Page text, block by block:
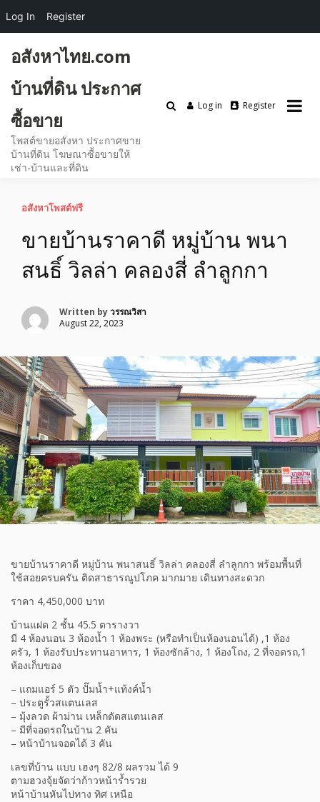
content
อสังหาไทย.com
บ้านที่ดิน ประกาศ
ซื้อขาย
โพสต์ขายอสังหา ประกาศขาย
บ้านที่ดิน โฆษณาซื้อขายให้
เช่า-บ้านและที่ดิน
Log in Register
อสังหาโพสต์ฟรี
ขายบ้านราคาดี หมู่บ้าน พนา
สนธิ์ วิลล่า คลองสี่ ลำลูกกา
Written byวรรณวิสา
August 22, 2023
ขายบ้านราคาดี หมู่บ้าน พนาสนธิ์ วิลล่า คลองสี่ ลำลูกกา พร้อมพื้นที่
ใช้สอยครบครัน ติดสาธารณูปโภค มากมาย เดินทางสะดวก
ราคา 4,450,000 บาท
บ้านแฝด 2 ชั้น 45.5 ตารางวา
มี 4 ห้องนอน 3 ห้องน้ำ 1 ห้องพระ (หรือทำเป็นห้องนอนได้) ,1 ห้อง
ครัว, 1 ห้องรับประทานอาหาร, 1 ห้องซักล้าง, 1 ห้องโถง, 2 ที่จอดรถ,1
ห้องเก็บของ
– แถมแอร์ 5 ตัว ปั๊มน้ำ+แท้งค์น้ำ
– ประตูรั้วสแตนเลส
– มุ้งลวด ผ้าม่าน เหล็กดัดสแตนเลส
– มีที่จอดรถในบ้าน 2 คัน
– หน้าบ้านจอดได้ 3 คัน
เลขที่บ้าน แบบ เฮงๆ 82/8 ผลรวม ได้ 9
ตามฮวงจุ้ยจัดว่าก้าวหน้าร้ำรวย
หน้าบ้านหันไปทาง ทิศ เหนือ
Log In Register